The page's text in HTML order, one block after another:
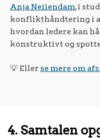
Anja Neiiendam, i
konflikthåndtering i
hvordan ledere kan
konstruktivt og spotte
💡 Eller se mere om
4. Samtalen